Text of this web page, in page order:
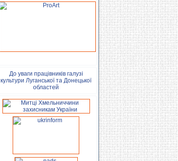
До уваги працівників галузі
культури Луганської та Донецької
областей